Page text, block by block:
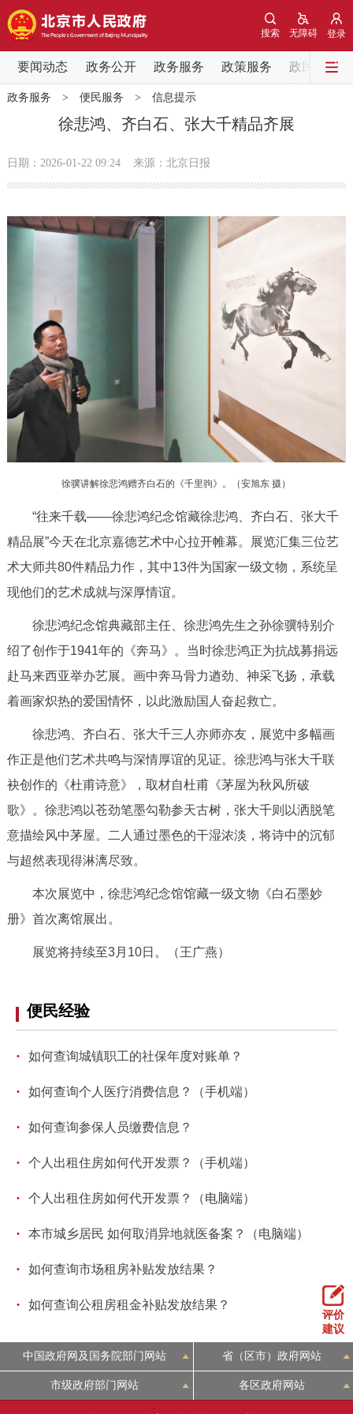
登录
无障碍
搜索
要闻动态 政务公开 政务服务 政策服务 政民互动
要闻动态
党中央精神 国务院信息
政务公开
政策服务
政策兑现 回应关切
决策公开
政务服务
个人服务 法人服务 部门服务
中介服务 阳光政务
政民互动
12345网上接诉即办 我要咨询 我要建议
参与调查 在线访谈 图说互动
北京概况 十六区概览 人文北京
绿色北京 图说北京 视频北京
多语种
DEUTSCH
ITALIANO
政务服务 > 便民服务 > 信息提示
徐悲鸿、齐白石、张大千精品齐展
日期：2026-01-22 09:24 来源：北京日报
徐骥讲解徐悲鸿赠齐白石的《千里驹》。（安旭东 摄）
“往来千载——徐悲鸿纪念馆藏徐悲鸿、齐白石、张大千
精品展”今天在北京嘉德艺术中心拉开帷幕。展览汇集三位艺
术大师共80件精品力作，其中13件为国家一级文物，系统呈
现他们的艺术成就与深厚情谊。
徐悲鸿纪念馆典藏部主任、徐悲鸿先生之孙徐骥特别介
绍了创作于1941年的《奔马》。当时徐悲鸿正为抗战募捐远
赴马来西亚举办艺展。画中奔马骨力遒劲、神采飞扬，承载
着画家炽热的爱国情怀，以此激励国人奋起救亡。
徐悲鸿、齐白石、张大千三人亦师亦友，展览中多幅画
作正是他们艺术共鸣与深情厚谊的见证。徐悲鸿与张大千联
袂创作的《杜甫诗意》，取材自杜甫《茅屋为秋风所破
歌》。徐悲鸿以苍劲笔墨勾勒参天古树，张大千则以洒脱笔
意描绘风中茅屋。二人通过墨色的干湿浓淡，将诗中的沉郁
与超然表现得淋漓尽致。
本次展览中，徐悲鸿纪念馆馆藏一级文物《白石墨妙
册》首次离馆展出。
展览将持续至3月10日。（王广燕）
便民经验
· 如何查询城镇职工的社保年度对账单？
· 如何查询个人医疗消费信息？（手机端）
· 如何查询参保人员缴费信息？
· 个人出租住房如何代开发票？（手机端）
· 个人出租住房如何代开发票？（电脑端）
· 本市城乡居民 如何取消异地就医备案？（电脑端）
· 如何查询市场租房补贴发放结果？
· 如何查询公租房租金补贴发放结果？
评价
建议
中国政府网及国务院部门网站 省（区市）政府网站
市级政府部门网站 各区政府网站